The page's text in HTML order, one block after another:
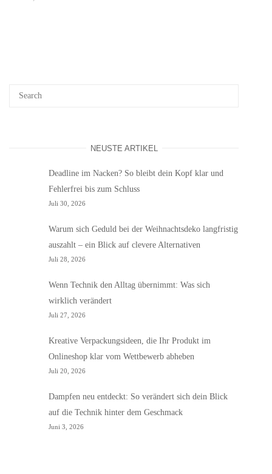
NEUSTE ARTIKEL
Deadline im Nacken? So bleibt dein Kopf klar und
Fehlerfrei bis zum Schluss
Juli 30, 2026
Warum sich Geduld bei der Weihnachtsdeko langfristig
auszahlt – ein Blick auf clevere Alternativen
Juli 28, 2026
Wenn Technik den Alltag übernimmt: Was sich
wirklich verändert
Juli 27, 2026
Kreative Verpackungsideen, die Ihr Produkt im
Onlineshop klar vom Wettbewerb abheben
Juli 20, 2026
Dampfen neu entdeckt: So verändert sich dein Blick
auf die Technik hinter dem Geschmack
Juni 3, 2026